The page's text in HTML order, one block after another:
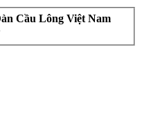
Cầu Lông Việt Nam